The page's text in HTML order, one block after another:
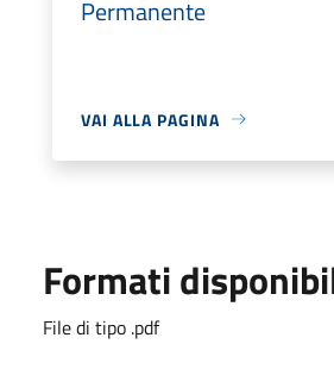
Permanente
VAI ALLA PAGINA
Formati
File di tipo .pdf